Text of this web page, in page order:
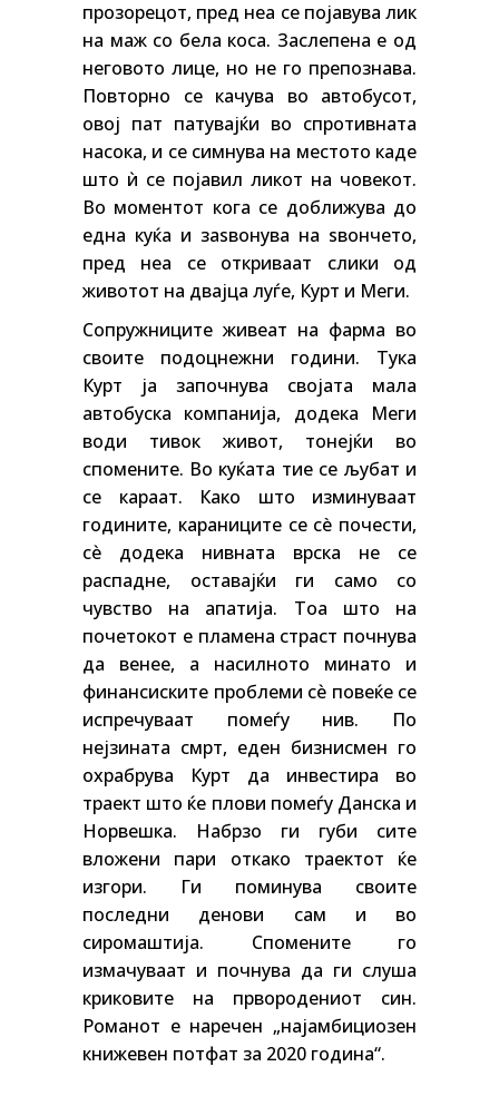
прозорецот, пред неа се појавува лик
на маж со бела коса. Заслепена е од
неговото лице, но не го препознава.
Повторно се качува во автобусот,
овој пат патувајќи во спротивната
насока, и се симнува на местото каде
што ѝ се појавил ликот на човекот.
Во моментот кога се доближува до
една куќа и заѕвонува на ѕвончето,
пред неа се откриваат слики од
животот на двајца луѓе, Курт и Меги.
Сопружниците живеат на фарма во
своите подоцнежни години. Тука
Курт ја започнува својата мала
автобуска компанија, додека Меги
води тивок живот, тонејќи во
спомените. Во куќата тие се љубат и
се караат. Како што изминуваат
годините, караниците се сè почести,
сѐ додека нивната врска не се
распадне, оставајќи ги само со
чувство на апатија. Тоа што на
почетокот е пламена страст почнува
да венее, а насилното минато и
финансиските проблеми сѐ повеќе се
испречуваат помеѓу нив. По
нејзината смрт, еден бизнисмен го
охрабрува Курт да инвестира во
траект што ќе плови помеѓу Данска и
Норвешка. Набрзо ги губи сите
вложени пари откако траектот ќе
изгори. Ги поминува своите
последни денови сам и во
сиромаштија. Спомените го
измачуваат и почнува да ги слуша
криковите на првородениот син.
Романот е наречен „најамбициозен
книжевен потфат за 2020 година“.